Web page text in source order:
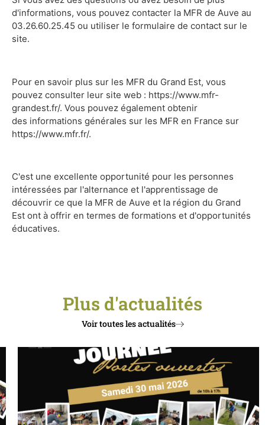
d'informations, vous pouvez contacter la MFR de Auve au
03.26.60.25.45 ou utiliser le formulaire de contact sur le
site.
Pour en savoir plus sur les MFR du Grand Est, vous
pouvez consulter leur site web : https://www.mfr-
grandest.fr/. Vous pouvez également obtenir
des informations générales sur les MFR en France sur
https://www.mfr.fr/.
C'est une excellente opportunité pour les personnes
intéressées par l'alternance et l'apprentissage de
découvrir ce que la MFR de Auve et la région du Grand
Est ont à offrir en termes de formations et d'opportunités
éducatives.
Plus d'actualités
Voir toutes les actualités